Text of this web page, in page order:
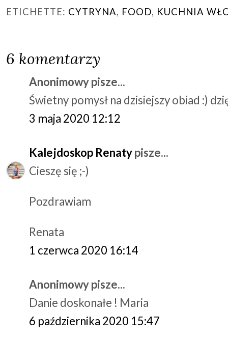
ETICHETTE: CYTRYNA, FOOD, KUCHNIA
6 komentarzy
Anonimowy pisze...
Świetny pomysł na dzisiejszy obiad :)
3 maja 2020 12:12
Kalejdoskop Renatypisze...
Cieszę się ;-)
Pozdrawiam
Renata
1 czerwca 2020 16:14
Anonimowy pisze...
Danie doskonałe ! Maria
6 października 2020 15:47